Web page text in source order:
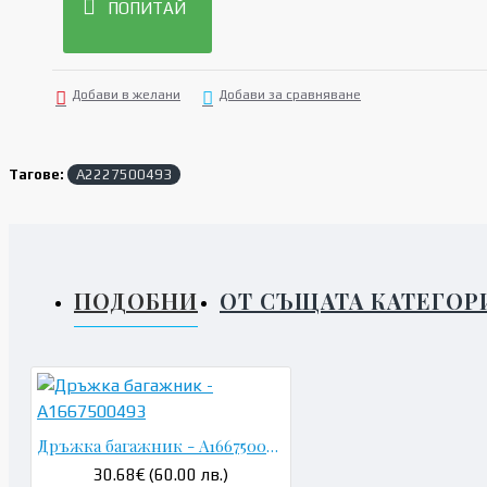
ПОПИТАЙ
Добави в желани Добави за сравняване
Тагове: A2227500493
ПОДОБНИ ОТ СЪЩАТА
Дръжка багажник - A1667500493
30.68€ (60.00 лв.)